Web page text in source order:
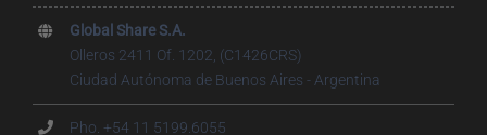
Global Share S.A.
Olleros 2411 Of. 1202, (C1426CRS)
Ciudad Autónoma de Buenos Aires - Argentina
Pho. +54 11 5199.6055